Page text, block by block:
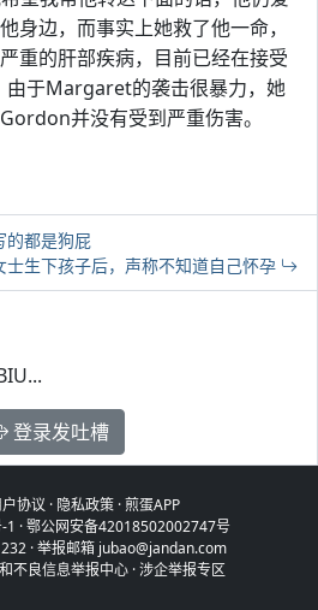
身边，而事实上她救了他一命，
重的肝部疾病，目前已经在接受
由于Margaret的袭击很暴力，她
并没有受到严重伤害。
的都是狗屁
士生下孩子后，声称不知道自己怀孕
登录发吐槽
协议 · 隐私政策·煎蛋APP
1 ·鄂公网安备42018502002747号
· 举报邮箱 jubao@jandan.com
不良信息举报中心 ·涉企举报专区